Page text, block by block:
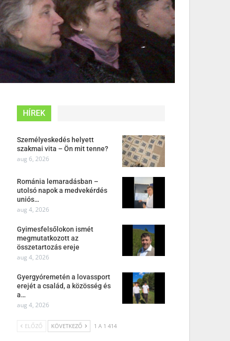
HÍREK
Személyeskedés helyett
szakmai vita – Ön mit tenne?
aug 6, 2026
Románia lemaradásban –
utolsó napok a medvekérdés
uniós…
aug 4, 2026
Gyimesfelsőlokon ismét
megmutatkozott az
összetartozás ereje
aug 4, 2026
Gyergyóremetén a lovassport
erejét a család, a közösség és
a…
aug 4, 2026
ELŐZŐ KÖVETKEZŐ 1 A 1 414